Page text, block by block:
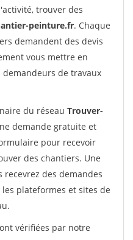
trouver des
peinture.fr. Chaque
demandent des devis
vous mettre en
de travaux
du réseau Trouver-
demande gratuite et
pour recevoir
des chantiers. Une
recevrez des demandes
plateformes et sites de
vérifiées par notre